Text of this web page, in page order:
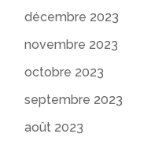
décembre 2023
novembre 2023
octobre 2023
septembre 2023
août 2023